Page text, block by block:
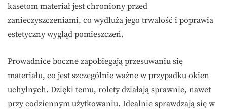
kasetom materiał jest chroniony przed
zanieczyszczeniami, co wydłuża jego trwałość i poprawia
estetyczny wygląd pomieszczeń.
Prowadnice boczne zapobiegają przesuwaniu się
materiału, co jest szczególnie ważne w przypadku okien
uchylnych. Dzięki temu, rolety działają sprawnie, nawet
przy codziennym użytkowaniu. Idealnie sprawdzają się w